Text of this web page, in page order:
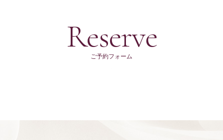
Reserve
ご予約フォーム